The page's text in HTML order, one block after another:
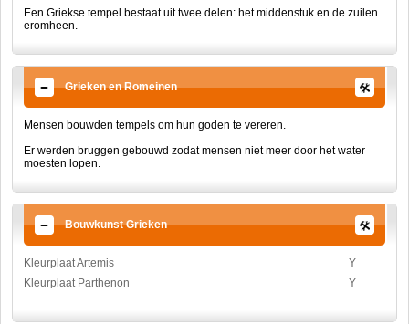
Een Griekse tempel bestaat uit twee delen: het middenstuk en de zuilen
eromheen.
Grieken en Romeinen
Mensen bouwden tempels om hun goden te vereren.
Er werden bruggen gebouwd zodat mensen niet meer door het water
moesten lopen.
Bouwkunst Grieken
Kleurplaat Artemis
Y
Kleurplaat Parthenon
Y